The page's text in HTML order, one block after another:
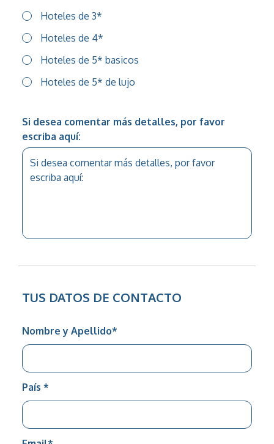
Hoteles de 3*
Hoteles de 4*
Hoteles de 5* basicos
Hoteles de 5* de lujo
Si desea comentar más detalles, por favor
escriba aquí:
TUS DATOS DE CONTACTO
Nombre y Apellido*
País *